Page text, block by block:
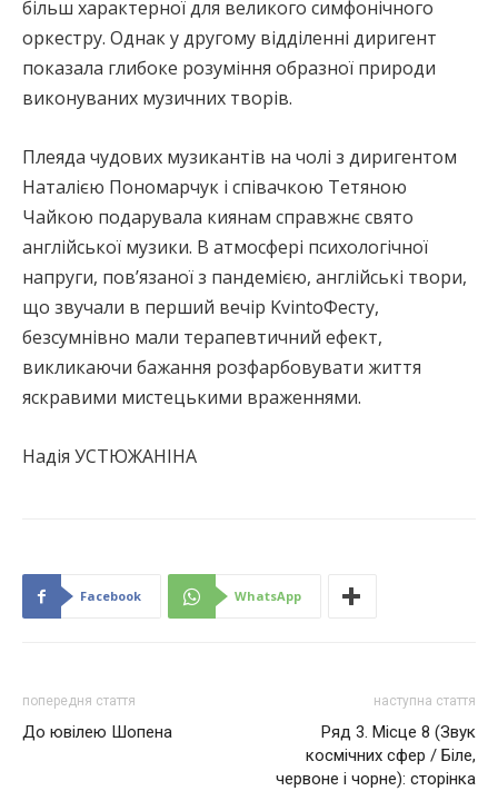
більш характерної для великого симфонічного
оркестру. Однак у другому відділенні диригент
показала глибоке розуміння образної природи
виконуваних музичних творів.
Плеяда чудових музикантів на чолі з диригентом
Наталією Пономарчук і співачкою Тетяною
Чайкою подарувала киянам справжнє свято
англійської музики. В атмосфері психологічної
напруги, пов’язаної з пандемією, англійські твори,
що звучали в перший вечір KvintoФесту,
безсумнівно мали терапевтичний ефект,
викликаючи бажання розфарбовувати життя
яскравими мистецькими враженнями.
Надія УСТЮЖАНІНА
Facebook WhatsApp
попередня стаття
До ювілею Шопена
наступна стаття
Ряд 3. Місце 8 (Звук
космічних сфер / Біле,
червоне і чорне): сторінка